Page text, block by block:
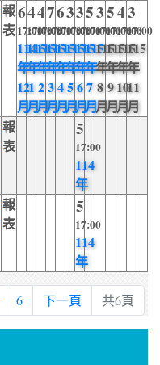
報
表
6
17:00
114
年
12
月
4
17:00
115
年
1
月
4
17:00
115
年
2
月
7
17:00
115
年
3
月
6
17:00
115
年
4
月
3
17:00
115
年
5
月
3
17:00
115
年
6
月
5
17:00
115
年
7
月
3
17:00
115
年
8
月
5
17:00
115
年
9
月
4
17:00
115
年
10
月
3
17:00
115
年
11
月
報
表
5
17:00
114
年
報
表
5
17:00
114
年
6 下一頁 共6頁